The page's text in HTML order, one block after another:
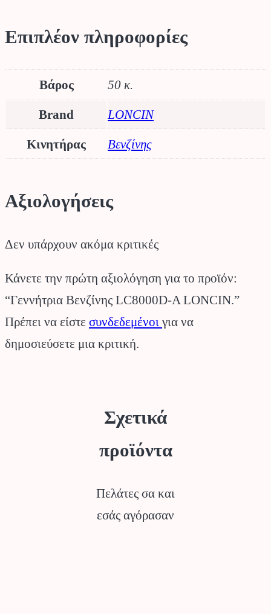
Επιπλέον πληροφορίες
Βάρος 50 κ.
Brand LONCIN
Κινητήρας Βενζίνης
Αξιολογήσεις
Δεν υπάρχουν ακόμα κριτικές
Κάνετε την πρώτη αξιολόγηση για το προϊόν:
“Γεννήτρια Βενζίνης LC8000D-A LONCIN.”
Πρέπει να είστε συνδεδεμένοι για να
δημοσιεύσετε μια κριτική.
Σχετικά
προϊόντα
Πελάτες σα και
εσάς αγόρασαν